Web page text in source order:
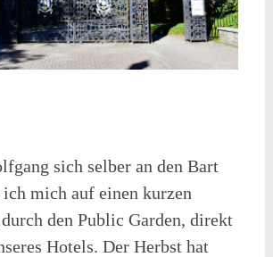
sich selber an den Bart
ich mich auf einen kurzen
den Public Garden, direkt
Hotels. Der Herbst hat